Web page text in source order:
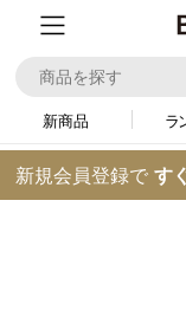
新商品 ラ
新規会員登録で す